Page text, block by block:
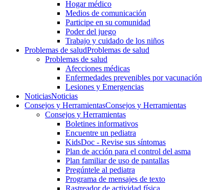
Hogar médico
Medios de comunicación
Participe en su comunidad
Poder del juego
Trabajo y cuidado de los niños
Problemas de saludProblemas de salud
Problemas de salud
Afecciones médicas
Enfermedades prevenibles por vacunación
Lesiones y Emergencias
NoticiasNoticias
Consejos y HerramientasConsejos y Herramientas
Consejos y Herramientas
Boletines informativos
Encuentre un pediatra
KidsDoc - Revise sus síntomas
Plan de acción para el control del asma
Plan familiar de uso de pantallas
Pregúntele al pediatra
Programa de mensajes de texto
Rastre​​ador de activida​d física